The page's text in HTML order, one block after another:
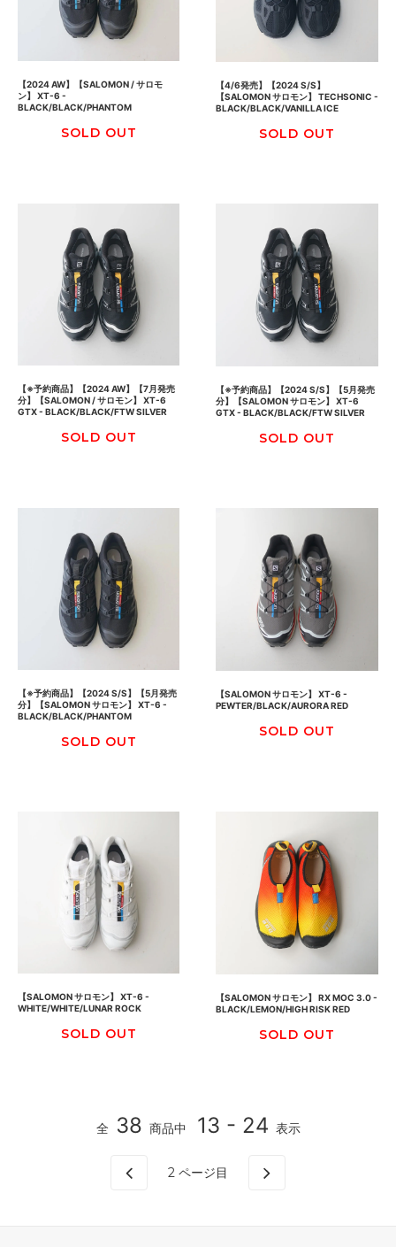
【2024 AW】【SALOMON / サロモ
ン】 XT-6 -
BLACK/BLACK/PHANTOM
SOLD OUT
【4/6発売】【2024 S/S】
【SALOMON サロモン】 TECHSONIC -
BLACK/BLACK/VANILLA ICE
SOLD OUT
【※予約商品】【2024 AW】【7月発売
分】【SALOMON / サロモン】 XT-6
GTX - BLACK/BLACK/FTW SILVER
SOLD OUT
【※予約商品】【2024 S/S】【5月発売
分】【SALOMON サロモン】 XT-6
GTX - BLACK/BLACK/FTW SILVER
SOLD OUT
【※予約商品】【2024 S/S】【5月発売
分】【SALOMON サロモン】 XT-6 -
BLACK/BLACK/PHANTOM
SOLD OUT
【SALOMON サロモン】 XT-6 -
PEWTER/BLACK/AURORA RED
SOLD OUT
【SALOMON サロモン】 XT-6 -
WHITE/WHITE/LUNAR ROCK
SOLD OUT
【SALOMON サロモン】 RX MOC 3.0 -
BLACK/LEMON/HIGH RISK RED
SOLD OUT
全 38 商品中 13 - 24 表示
2 ページ目